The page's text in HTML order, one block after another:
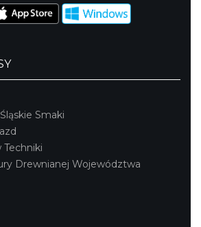
Smaki
Drewnianej Województwa